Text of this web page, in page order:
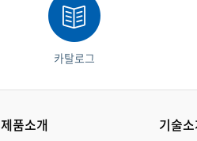
카탈로그
제품소개 기술